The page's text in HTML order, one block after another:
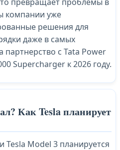
компании уже
решения для
даже в самых
партнерство с Tata Power
Supercharger к 2026 году.
Как Tesla планирует
Tesla Model 3 планируется